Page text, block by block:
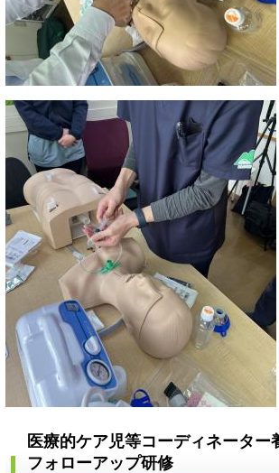
医療的ケア児等コーディネーター
フォローアップ研修